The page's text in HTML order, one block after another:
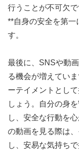
行うことが不可欠
**自身の安全を第
す。
最後に、SNSや動
る機会が増えてい
ーテイメントとし
しょう。自分の身
し、安全な行動を
の動画を見る際は
し、安易な気持ち